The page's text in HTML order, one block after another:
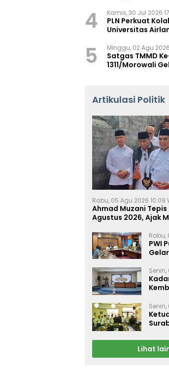
4 Kamis, 30 Jul 2026
PLN Perkuat
Universitas
Transisi Energi
5 Minggu, 02 Agu 2026
Satgas TMMD
1311/Morowali
Artikulasi Politik
Rabu, 05 Agu 2026 10:09
Ahmad Muzani
Agustus 2026, Ajak
Rabu,
PWI
Senin,
Senin,
HUT
Lihat